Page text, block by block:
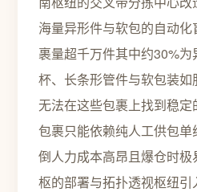
海量异形件与软包的自动
裹量超千万件其中约30%
杯、长条形管件与软包装
无法在这些包裹上找到稳
包裹只能依赖纯人工供包
倒人力成本高昂且爆仓时
枢的部署与拓扑透视枢纽